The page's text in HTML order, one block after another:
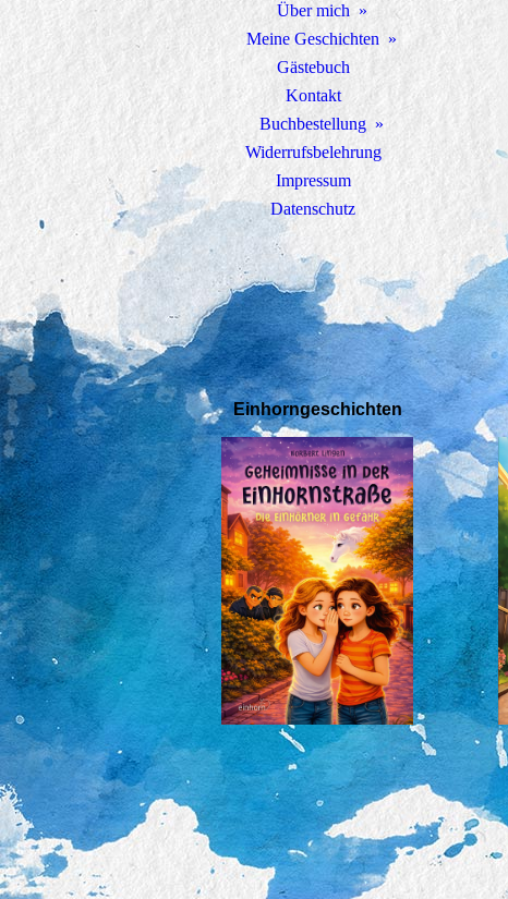
Über mich
Meine Geschichten
Gästebuch
Kontakt
Buchbestellung
Widerrufsbelehrung
Impressum
Datenschutz
Einhorngeschichten